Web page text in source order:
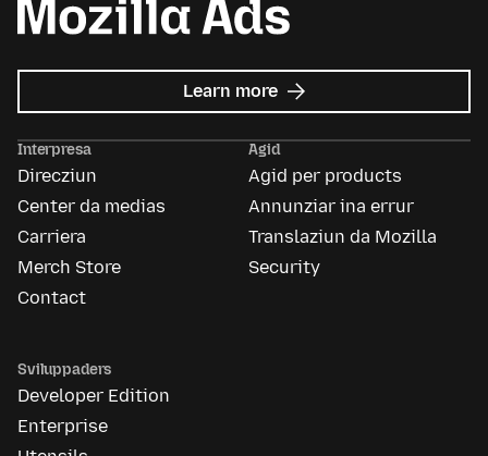
Learn more about
Mozilla
Interpresa
Direcziun
Center da medias
Carriera
Merch Store
Contact
Agid
Agid per products
Annunziar ina errur
Translaziun da Mozilla
Security
Sviluppaders
Developer Edition
Enterprise